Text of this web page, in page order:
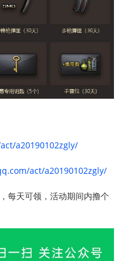
a20190102zgly/
act/a20190102zgly/
，每天可领，活动期间内撸个